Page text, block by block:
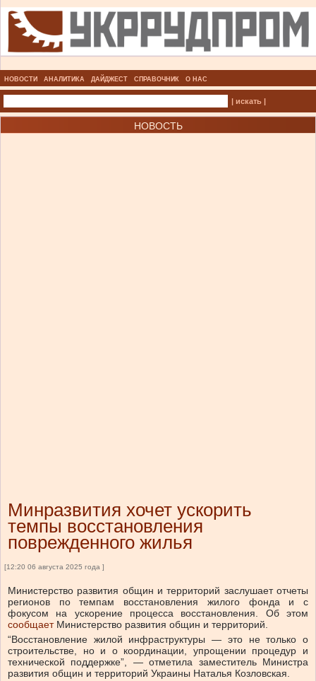
НОВОСТИ АНАЛИТИКА ДАЙДЖЕСТ СПРАВОЧНИК О НАС
| искать |
НОВОСТЬ
Минразвития хочет ускорить
темпы восстановления
поврежденного жилья
[12:20 06 августа 2025 года ]
Министерство развития общин и территорий заслушает отчеты
регионов по темпам восстановления жилого фонда и с
фокусом на ускорение процесса восстановления.
Об этом
сообщает Министерство развития общин и территорий.
“Восстановление жилой инфраструктуры — это не только о
строительстве, но и о координации, упрощении процедур и
технической поддержке”, — отметила заместитель Министра
развития общин и территорий Украины Наталья Козловская.